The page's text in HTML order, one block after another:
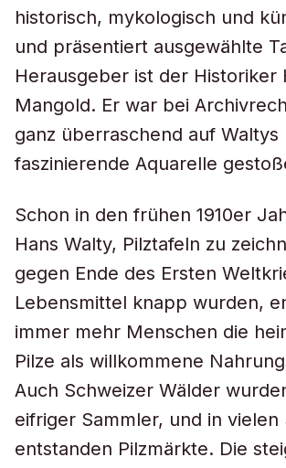
historisch, mykologisch und
und präsentiert ausgewählte
Herausgeber ist der Historiker
Mangold. Er war bei
ganz überraschend auf Waltys
faszinierende Aquarelle
Schon in den frühen 1910er
Hans Walty, Pilztafeln zu
gegen Ende des Ersten
Lebensmittel knapp wurden,
immer mehr Menschen die
Pilze als willkommene
Auch Schweizer Wälder
eifriger Sammler, und in vielen
entstanden Pilzmärkte. Die